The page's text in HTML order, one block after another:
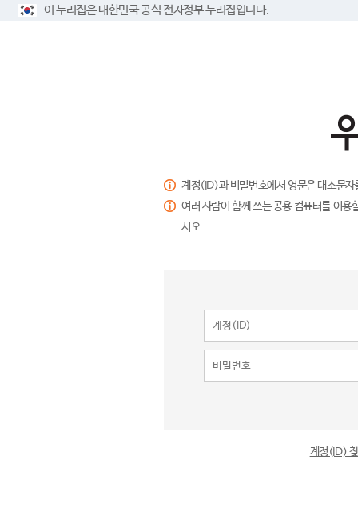
이 누리집은 대한민국 공식 전자정부 누리집입니다.
계정(ID)과 비밀번호에서 영문은 대소문
여러 사람이 함께 쓰는 공용 컴퓨터를 이
시오.
계정(ID)